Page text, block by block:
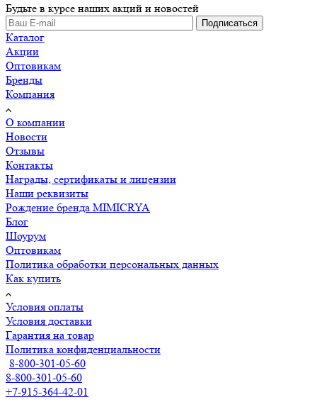
Будьте в курсе наших акций и новостей
Подписаться
Каталог
Акции
Оптовикам
Бренды
Компания
О компании
Новости
Отзывы
Контакты
Награды, сертификаты и лицензии
Наши реквизиты
Рождение бренда MIMICRYA
Блог
Шоурум
Оптовикам
Политика обработки персональных данных
Как купить
Условия оплаты
Условия доставки
Гарантия на товар
Политика конфиденциальности
8-800-301-05-60
8-800-301-05-60
+7-915-364-42-01